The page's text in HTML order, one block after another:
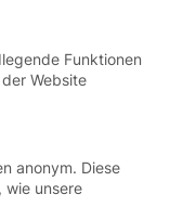
EFA-
Funktionen
Website
anonym. Diese
wie unsere